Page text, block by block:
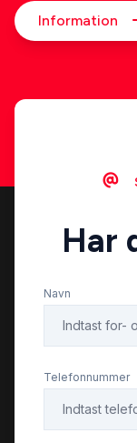
Information
Har
Navn
Telefonnummer